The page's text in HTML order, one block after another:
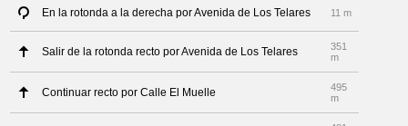
En la rotonda a la derecha por Avenida de Los Telares 11 m
Salir de la rotonda recto por Avenida de Los Telares
351
m
Continuar recto por Calle El Muelle
495
m